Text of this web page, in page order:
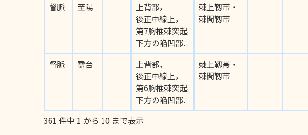
督脈 至陽
上背部，
後正中線上，
第7胸椎棘突起
下方の陥凹部.
棘上靱帯・
棘間靱帯
督脈 霊台
上背部，
後正中線上，
第6胸椎棘突起
下方の陥凹部.
棘上靱帯・
棘間靱帯
361 件中 1 から 10 まで表示